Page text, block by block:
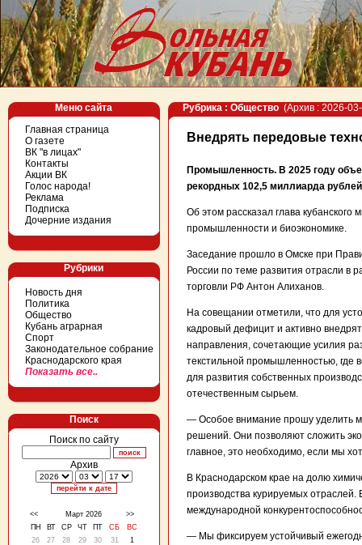
Меню сайта
Главная страница
О газете
ВК "в лицах"
Контакты
Акции ВК
Голос народа!
Реклама
Подписка
Дочерние издания
Рубрики
Новость дня
Политика
Общество
Кубань аграрная
Спорт
Законодательное собрание
Краснодарского края
Показать все..
Поиск
Поиск по сайту
Архив
<< Март 2026
>>
ПН
ВТ СР ЧТ ПТ СБ
ВС
26
27 28 29 30 31
1
Рубрика : Общество (Архив : 2026-
Внедрять передовые
Промышленность. В 2025 году
рекордных 102,5 миллиарда
Об этом рассказал глава
промышленности и биоэкономике.
Заседание прошло в Омске при
России по теме развития отрасли
торговли РФ Антон Алиханов.
На совещании отметили, что для
кадровый дефицит и активно
направления, сочетающие усилия
текстильной промышленностью, где
для развития собственных
отечественным сырьем.
— Особое внимание прошу уделить
решений. Они позволяют сложить
главное, это необходимо, если мы
В Краснодарском крае на долю
производства курируемых
международной
— Мы фиксируем устойчивый